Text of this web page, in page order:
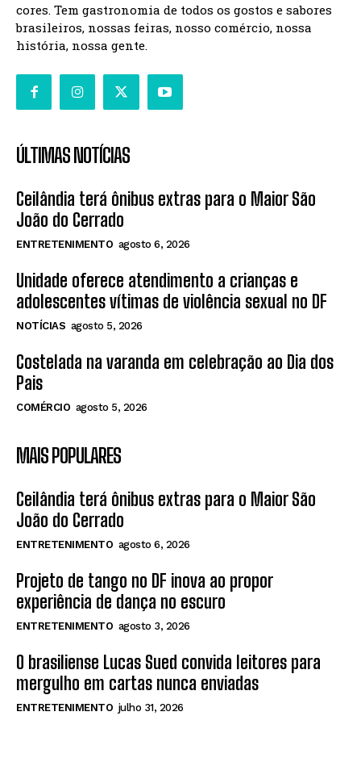
cores. Tem gastronomia de todos os gostos e sabores
brasileiros, nossas feiras, nosso comércio, nossa
história, nossa gente.
ÚLTIMAS NOTÍCIAS
Ceilândia terá ônibus extras para o Maior São
João do Cerrado
ENTRETENIMENTO agosto 6, 2026
Unidade oferece atendimento a crianças e
adolescentes vítimas de violência sexual no DF
NOTÍCIAS agosto 5, 2026
Costelada na varanda em celebração ao Dia dos
Pais
COMÉRCIO agosto 5, 2026
MAIS POPULARES
Ceilândia terá ônibus extras para o Maior São
João do Cerrado
ENTRETENIMENTO agosto 6, 2026
Projeto de tango no DF inova ao propor
experiência de dança no escuro
ENTRETENIMENTO agosto 3, 2026
O brasiliense Lucas Sued convida leitores para
mergulho em cartas nunca enviadas
ENTRETENIMENTO julho 31, 2026